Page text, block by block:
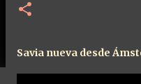
Savia nueva desde